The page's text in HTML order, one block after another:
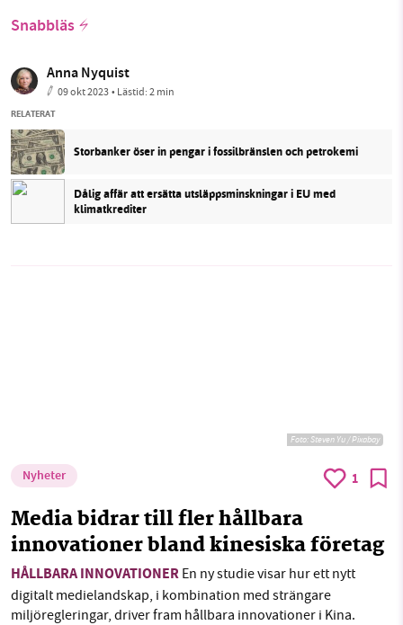
Snabbläs
Anna Nyquist
09 okt 2023• Lästid:2 min
RELATERAT
Storbanker öser in pengar i fossilbränslen och petrokemi
Dålig affär att ersätta utsläppsminskningar i EU med
klimatkrediter
Foto:Steven Yu / Pixabay
Nyheter 1
Media bidrar till fler hållbara
innovationer bland kinesiska företag
HÅLLBARA INNOVATIONER En ny studie visar hur ett nytt
digitalt medielandskap, i kombination med strängare
miljöregleringar, driver fram hållbara innovationer i Kina.